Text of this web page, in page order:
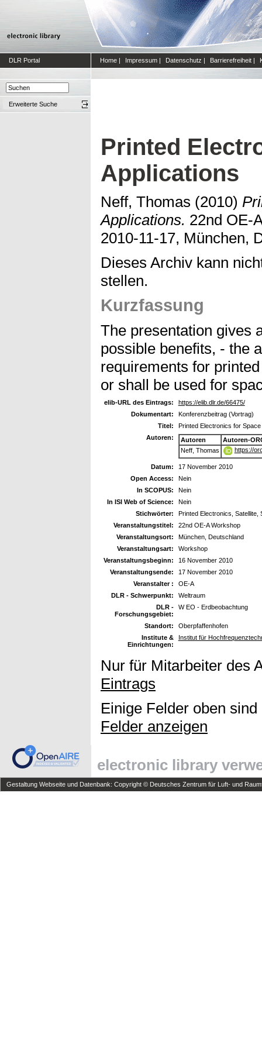
DLR Portal Home | Impressum | Datenschutz | Barrierefreiheit |
Erweiterte Suche
Printed
Applications
Neff, Thomas (2010)
Applications. 22nd OE-
2010-11-17, München,
Dieses Archiv kann
stellen.
Kurzfassung
The presentation gives
possible benefits, - the
requirements for
or shall be used for
elib-URL des Eintrags:
https://elib.dlr.de/66475/
Dokumentart:
Konferenzbeitrag (Vortrag)
Titel:
Printed Electronics for Space
Autoren:
Autoren
Autoren-
Neff, Thomas
https://
Datum:
17 November 2010
Open Access:
Nein
In SCOPUS:
Nein
In ISI Web of Science:
Nein
Stichwörter:
Printed Electronics, Satellite,
Veranstaltungstitel:
22nd OE-A Workshop
Veranstaltungsort:
München, Deutschland
Veranstaltungsart:
Workshop
Veranstaltungsbeginn:
16 November 2010
Veranstaltungsende:
17 November 2010
Veranstalter :
OE-A
DLR - Schwerpunkt:
Weltraum
DLR -
Forschungsgebiet:
W EO - Erdbeobachtung
Standort:
Oberpfaffenhofen
Institute &
Einrichtungen:
Institut für
Nur für Mitarbeiter des
Eintrags
Einige Felder oben
Felder anzeigen
electronic library
Gestaltung Webseite und Datenbank: Copyright © Deutsches Zentrum für Luft- und